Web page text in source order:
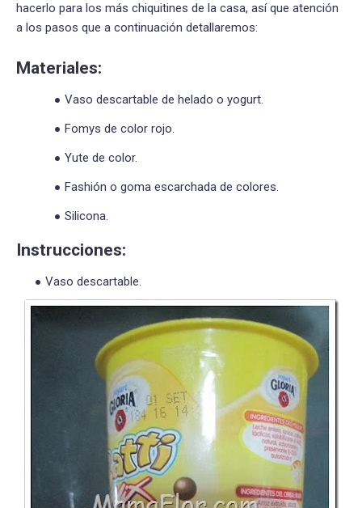
hacerlo para los más chiquitines de la casa, así que atención
a los pasos que a continuación detallaremos:
Materiales:
Vaso descartable de helado o yogurt.
Fomys de color rojo.
Yute de color.
Fashión o goma escarchada de colores.
Silicona.
Instrucciones:
Vaso descartable.